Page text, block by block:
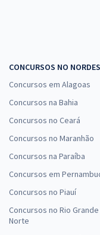
CONCURSOS NO
Concursos em Alagoas
Concursos na Bahia
Concursos no Ceará
Concursos no Maranhão
Concursos na Paraíba
Concursos em
Concursos no Piauí
Concursos no Rio
Norte